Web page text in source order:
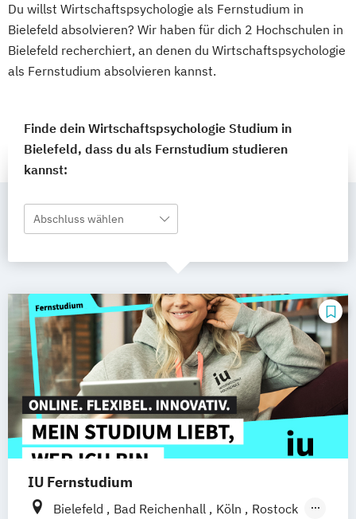
Du willst Wirtschaftspsychologie als Fernstudium in
Bielefeld absolvieren? Wir haben für dich 2 Hochschulen in
Bielefeld recherchiert, an denen du Wirtschaftspsychologie
als Fernstudium absolvieren kannst.
Finde dein Wirtschaftspsychologie Studium in
Bielefeld, dass du als Fernstudium studieren
kannst:
Abschluss wählen
IU Fernstudium
Bielefeld Bad Reichenhall Köln
Rostock